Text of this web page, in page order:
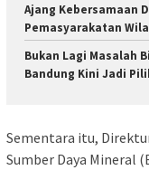
Ajang Kebersamaan
Pemasyarakatan
Bukan Lagi Masalah
Bandung Kini Jadi
Sementara itu,
Sumber Daya Mineral